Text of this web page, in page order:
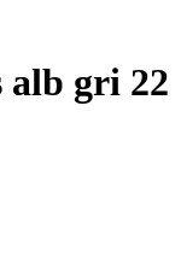
alb gri 22